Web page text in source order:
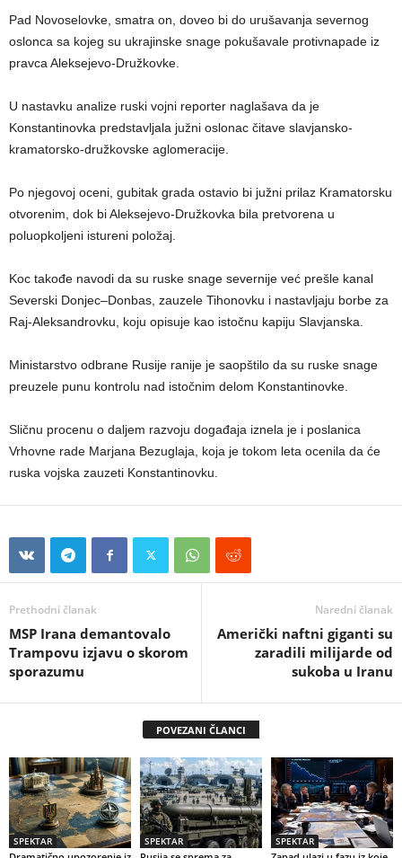
Pad Novoselovke, smatra on, doveo bi do urušavanja severnog
oslonca sa kojeg su ukrajinske snage pokušavale protivnapade iz
pravca Aleksejevo-Družkovke.
U nastavku analize ruski vojni reporter naglašava da je
Konstantinovka predstavljala južni oslonac čitave slavjansko-
kramatorsko-družkovske aglomeracije.
Po njegovoj oceni, gubitak grada ostavio bi južni prilaz Kramatorsku
otvorenim, dok bi Aleksejevo-Družkovka bila pretvorena u
poluopkoljeni istureni položaj.
Koc takođe navodi da su ruske snage severnije već prešle kanal
Severski Donjec–Donbas, zauzele Tihonovku i nastavljaju borbe za
Raj-Aleksandrovku, koju opisuje kao istočnu kapiju Slavjanska.
Ministarstvo odbrane Rusije ranije je saopštilo da su ruske snage
preuzele punu kontrolu nad istočnim delom Konstantinovke.
Sličnu procenu o daljem razvoju događaja iznela je i poslanica
Vrhovne rade Marjana Bezuglaja, koja je tokom leta ocenila da će
ruska vojska zauzeti Konstantinovku.
Prethodni članak
MSP Irana demantovalo
Trampovu izjavu o skorom
sporazumu
Naredni članak
Američki naftni giganti su
zaradili milijarde od
sukoba u Iranu
POVEZANI ČLANCI
SPEKTAR SPEKTAR SPEKTAR